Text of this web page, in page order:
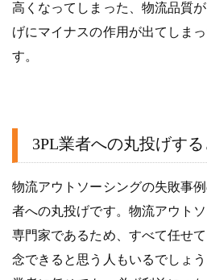
高くなってしまった、物流品質
げにマイナスの作用が出てしま
す。
3PL業者への丸投げす
物流アウトソーシングの失敗事
者への丸投げです。物流アウト
専門家であるため、すべて任せ
念できると思う人もいるでしょ